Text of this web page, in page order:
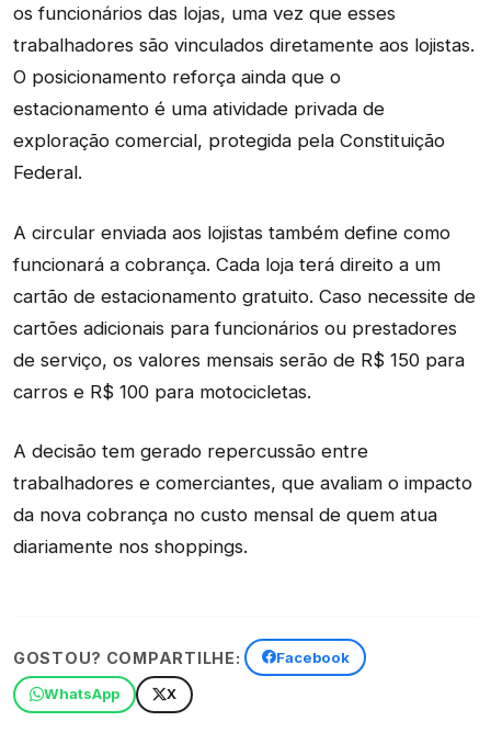
os funcionários das lojas, uma vez que esses
trabalhadores são vinculados diretamente aos lojistas.
O posicionamento reforça ainda que o
estacionamento é uma atividade privada de
exploração comercial, protegida pela Constituição
Federal.
A circular enviada aos lojistas também define como
funcionará a cobrança. Cada loja terá direito a um
cartão de estacionamento gratuito. Caso necessite de
cartões adicionais para funcionários ou prestadores
de serviço, os valores mensais serão de R$ 150 para
carros e R$ 100 para motocicletas.
A decisão tem gerado repercussão entre
trabalhadores e comerciantes, que avaliam o impacto
da nova cobrança no custo mensal de quem atua
diariamente nos shoppings.
GOSTOU? COMPARTILHE: Facebook
WhatsApp X